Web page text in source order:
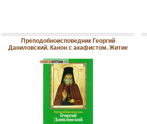
Преподобноисповедник Георгий
Даниловский. Канон с акафистом. Житие